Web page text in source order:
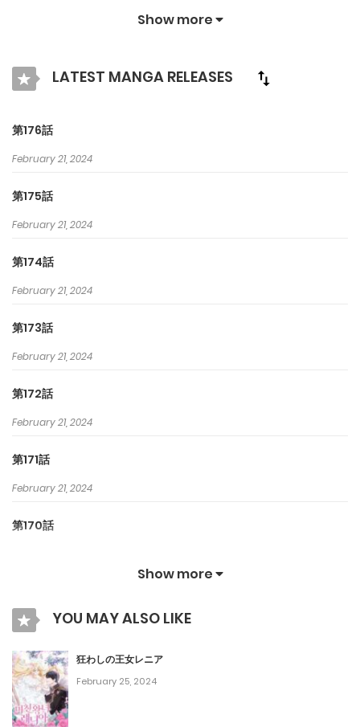
しく暮らしていた貴船だったが、事態は思いもよらない展開へ…？
Show more
LATEST MANGA RELEASES
第176話
February 21, 2024
第175話
February 21, 2024
第174話
February 21, 2024
第173話
February 21, 2024
第172話
February 21, 2024
第171話
February 21, 2024
第170話
February 21, 2024
第168話
February 21, 2024
第167話
Show more
YOU MAY ALSO LIKE
狂わしの王女レニア
February 25, 2024